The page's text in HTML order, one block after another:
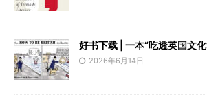
好书下载 | 一本“吃透英国文
2026年6月14日